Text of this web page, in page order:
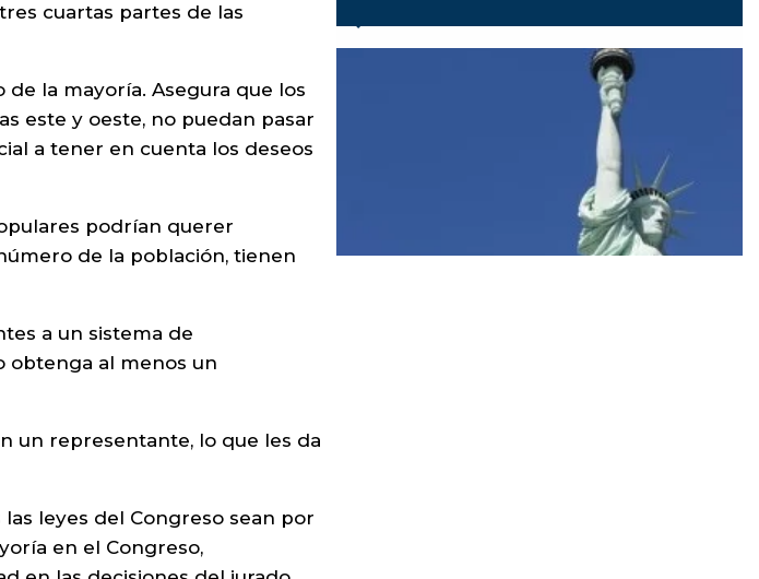
cuartas partes de las
la mayoría. Asegura que los
este y oeste, no puedan pasar
a tener en cuenta los deseos
podrían querer
de la población, tienen
a un sistema de
obtenga al menos un
un representante, lo que les da
leyes del Congreso sean por
en el Congreso,